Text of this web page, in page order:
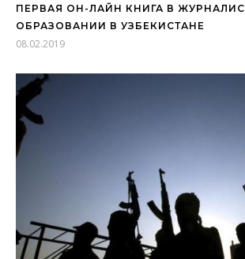
ПЕРВАЯ ОН-ЛАЙН КНИГА В
ОБРАЗОВАНИИ В УЗБЕКИСТАНЕ
08.02.2019